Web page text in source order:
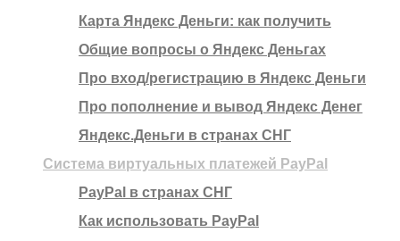
Карта Яндекс Деньги: как получить
Общие вопросы о Яндекс Деньгах
Про вход/регистрацию в Яндекс Деньги
Про пополнение и вывод Яндекс Денег
Яндекс.Деньги в странах СНГ
Система виртуальных платежей PayPal
PayPal в странах СНГ
Как использовать PayPal